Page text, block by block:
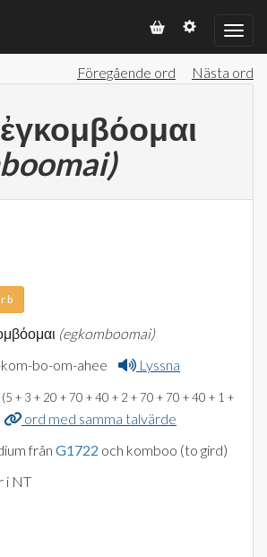
Föregående ord Nästa ord
(egkomboomai)
bo-om-ahee
Lyssna
(5 + 3 + 20 + 70 + 40 + 2 + 70 + 70 + 40 + 1 +
ord med samma talvärde
från G1722 och komboo (to gird)
i NT